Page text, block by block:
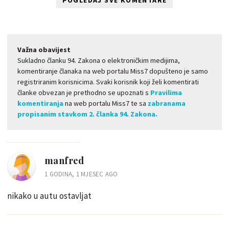
Važna obavijest
Sukladno članku 94. Zakona o elektroničkim medijima,
komentiranje članaka na web portalu Miss7 dopušteno je samo
registriranim korisnicima. Svaki korisnik koji želi komentirati
članke obvezan je prethodno se upoznati s Pravilima
komentiranja na web portalu Miss7 te sa zabranama
propisanim stavkom 2. članka 94. Zakona.
manfred
1 GODINA, 1 MJESEC AGO
nikako u autu ostavljat